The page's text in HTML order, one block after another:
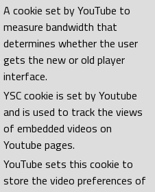
A cookie set by YouTube to
measure bandwidth that
determines whether the user
gets the new or old player
interface.
YSC cookie is set by Youtube
and is used to track the views
of embedded videos on
Youtube pages.
YouTube sets this cookie to
store the video preferences of